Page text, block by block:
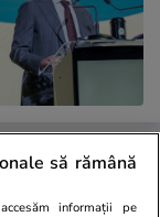
17:00
să rămână
informații pe